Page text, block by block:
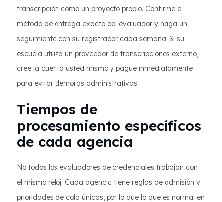
transcripción como un proyecto propio. Confirme el
método de entrega exacto del evaluador y haga un
seguimiento con su registrador cada semana. Si su
escuela utiliza un proveedor de transcripciones externo,
cree la cuenta usted mismo y pague inmediatamente
para evitar demoras administrativas.
Tiempos de
procesamiento específicos
de cada agencia
No todos los evaluadores de credenciales trabajan con
el mismo reloj. Cada agencia tiene reglas de admisión y
prioridades de cola únicas, por lo que lo que es normal en